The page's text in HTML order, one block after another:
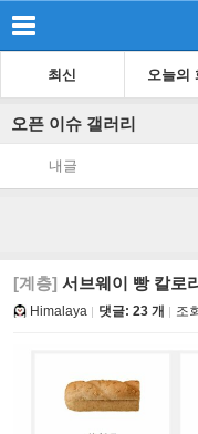
최신 오늘의
오픈 이슈 갤러리
내글
[계층] 서브웨이 빵 칼로
Himalaya 댓글: 23 개 조